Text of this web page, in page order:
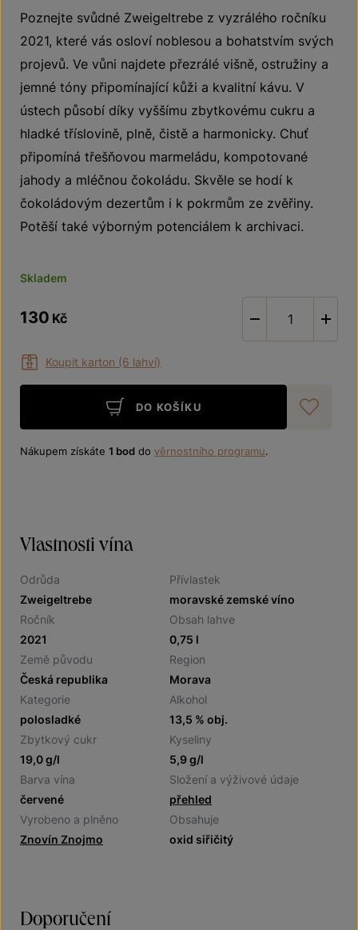
Poznejte svůdné Zweigeltrebe z vyzrálého ročníku
2021, které vás osloví noblesou a bohatstvím svých
projevů. Ve vůni najdete přezrálé višně, ostružiny a
jemné tóny připomínající kůži a kvalitní kávu. V
ústech působí díky vyššímu zbytkovému cukru a
hladké tříslovině, plně, čistě a harmonicky. Chuť
připomíná třešňovou marmeládu, kompotované
jahody a mléčnou čokoládu. Skvěle se hodí k
čokoládovým dezertům i k pokrmům ze zvěřiny.
Potěší také výborným potenciálem k archivaci.
Skladem
130 Kč
Koupit karton (6 lahví)
-
DO KOŠÍKU
Nákupem získáte 1 bod do věrnostního programu.
Vlastnosti vína
Odrůda
Zweigeltrebe
Přívlastek
moravské zemské víno
Ročník
2021
Obsah lahve
0,75 l
Země původu
Česká republika
Region
Morava
Kategorie
polosladké
Alkohol
13,5 % obj.
Zbytkový cukr
19,0 g/l
Kyseliny
5,9 g/l
Barva vína
červené
Složení a výživové údaje
přehled
Vyrobeno a plněno
Znovín Znojmo
Obsahuje
oxid siřičitý
Doporučení